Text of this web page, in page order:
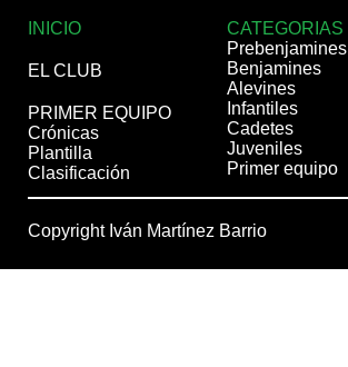
INICIO
EL CLUB
PRIMER EQUIPO
Crónicas
Plantilla
Clasificación
CATEGORIAS
Prebenjamines
Benjamines
Alevines
Infantiles
Cadetes
Juveniles
Primer equipo
Copyright Iván Martínez Barrio